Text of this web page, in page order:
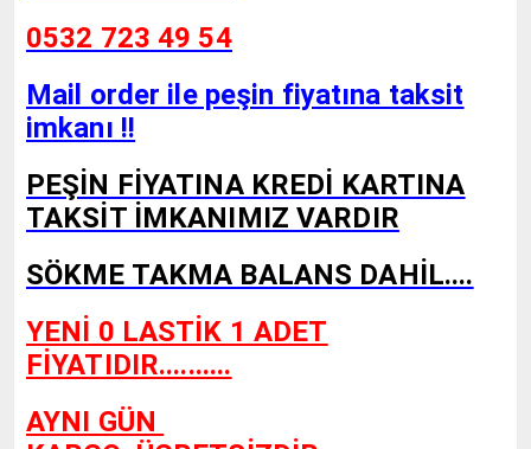
0532 723 49 54
Mail order ile peşin fiyatına taksit
imkanı !!
PEŞİN FİYATINA KREDİ KARTINA
TAKSİT İMKANIMIZ VARDIR
SÖKME TAKMA BALANS DAHİL....
YENİ 0 LASTİK 1 ADET
FİYATIDIR..........
AYNI GÜN